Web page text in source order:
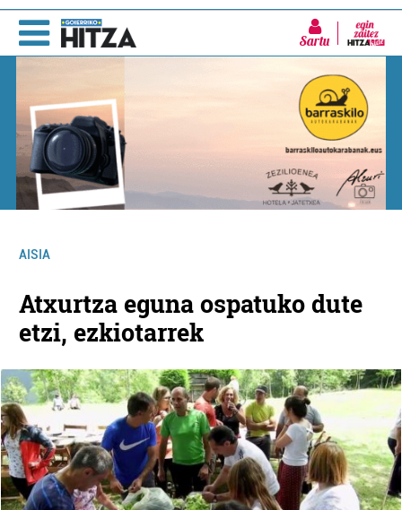
Sartu
AISIA
Atxurtza eguna ospatuko dute
etzi, ezkiotarrek